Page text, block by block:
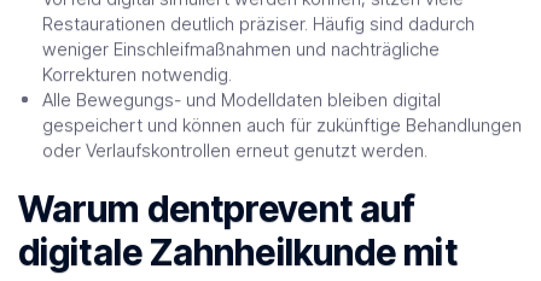
Restaurationen deutlich präziser. Häufig sind dadurch
weniger Einschleifmaßnahmen und nachträgliche
Korrekturen notwendig.
Alle Bewegungs- und Modelldaten bleiben digital
gespeichert und können auch für zukünftige Behandlungen
oder Verlaufskontrollen erneut genutzt werden.
Warum dentprevent auf
digitale Zahnheilkunde mit